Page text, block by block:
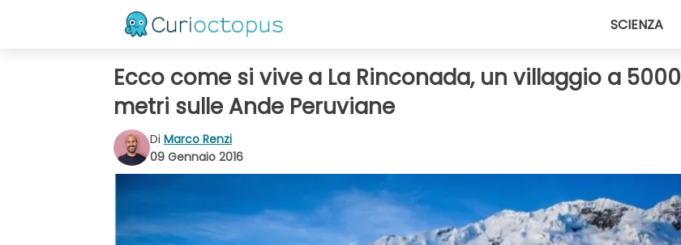
SCIENZA
Ecco come si vive a La Rinconada, un villaggio a 5000
metri sulle Ande Peruviane
Di Marco Renzi
09 Gennaio 2016